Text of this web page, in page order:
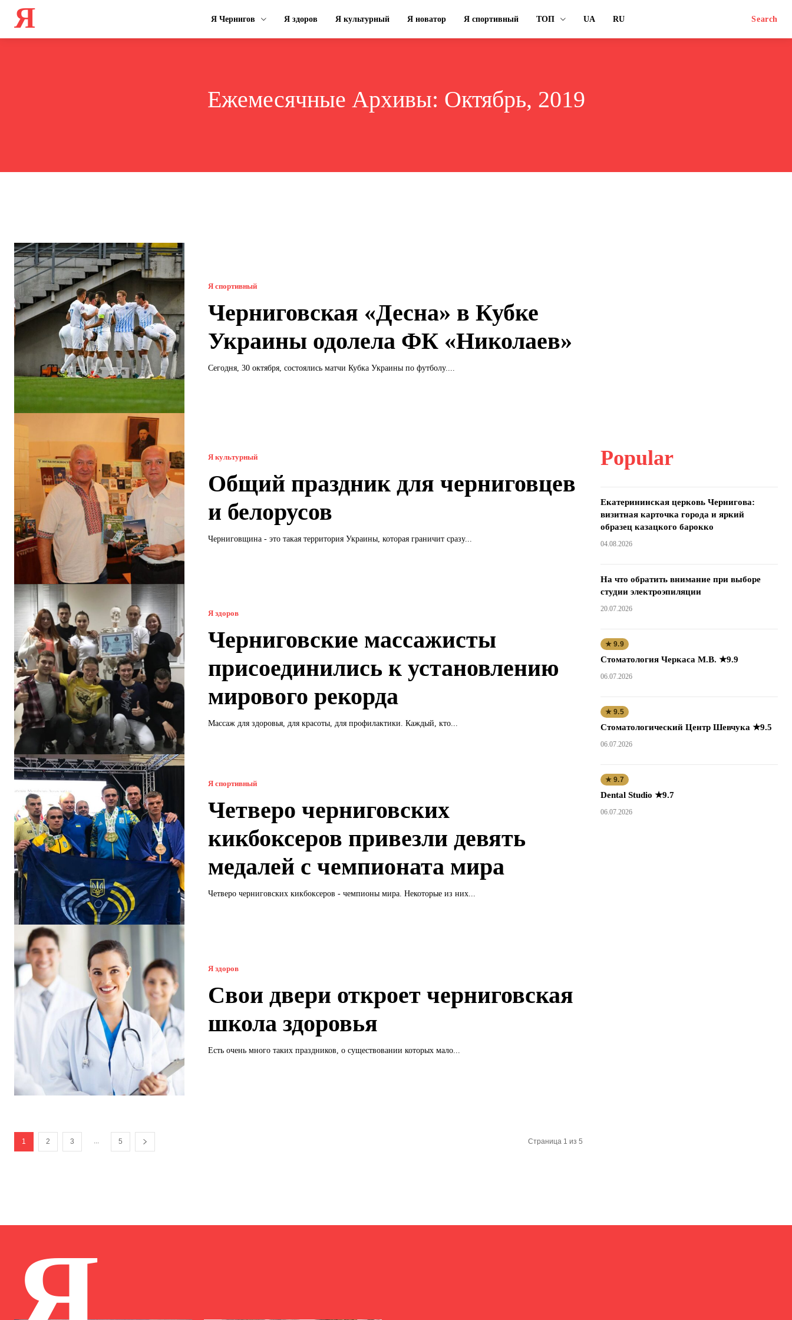
Я Я Чернигов Я здоров Я культурный Я новатор Я спортивный ТОП UA RU Search
Ежемесячные Архивы: Октябрь, 2019
Я спортивный
Черниговская «Десна» в Кубке
Украины одолела ФК «Николаев»
Сегодня, 30 октября, состоялись матчи Кубка Украины по футболу....
Я культурный
Общий праздник для черниговцев
и белорусов
Черниговщина - это такая территория Украины, которая граничит сразу...
Я здоров
Черниговские массажисты
присоединились к установлению
мирового рекорда
Массаж для здоровья, для красоты, для профилактики. Каждый, кто...
Я спортивный
Четверо черниговских
кикбоксеров привезли девять
медалей с чемпионата мира
Четверо черниговских кикбоксеров - чемпионы мира. Некоторые из них...
Я здоров
Свои двери откроет черниговская
школа здоровья
Есть очень много таких праздников, о существовании которых мало...
1 2 3 5 Страница 1 из 5
Popular
Екатерининская церковь Чернигова:
визитная карточка города и яркий
образец казацкого барокко
04.08.2026
На что обратить внимание при выборе
студии электроэпиляции
20.07.2026
★ 9.9
Стоматология Черкаса М.В. ★9.9
06.07.2026
★ 9.5
Стоматологический Центр Шевчука ★9.5
06.07.2026
★ 9.7
Dental Studio ★9.7
06.07.2026